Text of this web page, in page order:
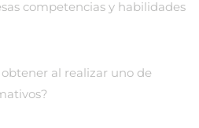
competencias y habilidades
al realizar uno de